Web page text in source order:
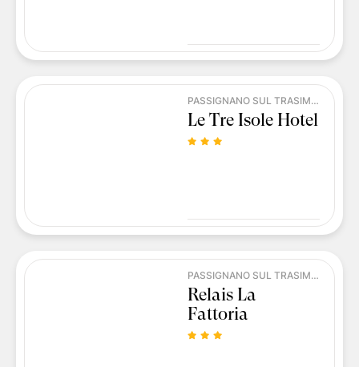
PASSIGNANO SUL TRASIMENO
Le Tre Isole Hotel
PASSIGNANO SUL TRASIMENO
Relais La
Fattoria